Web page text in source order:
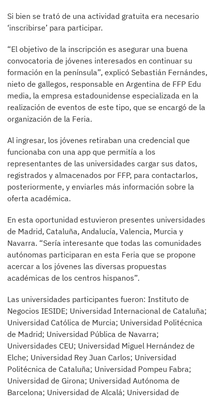
Si bien se trató de una actividad gratuita era necesario
‘inscribirse’ para participar.
“El objetivo de la inscripción es asegurar una buena
convocatoria de jóvenes interesados en continuar su
formación en la península”, explicó Sebastián Fernándes,
nieto de gallegos, responsable en Argentina de FFP Edu
media, la empresa estadounidense especializada en la
realización de eventos de este tipo, que se encargó de la
organización de la Feria.
Al ingresar, los jóvenes retiraban una credencial que
funcionaba con una app que permitía a los
representantes de las universidades cargar sus datos,
registrados y almacenados por FFP, para contactarlos,
posteriormente, y enviarles más información sobre la
oferta académica.
En esta oportunidad estuvieron presentes universidades
de Madrid, Cataluña, Andalucía, Valencia, Murcia y
Navarra. “Sería interesante que todas las comunidades
autónomas participaran en esta Feria que se propone
acercar a los jóvenes las diversas propuestas
académicas de los centros hispanos”.
Las universidades participantes fueron: Instituto de
Negocios IESIDE; Universidad Internacional de Cataluña;
Universidad Católica de Murcia; Universidad Politécnica
de Madrid; Universidad Pública de Navarra;
Universidades CEU; Universidad Miguel Hernández de
Elche; Universidad Rey Juan Carlos; Universidad
Politécnica de Cataluña; Universidad Pompeu Fabra;
Universidad de Girona; Universidad Autónoma de
Barcelona; Universidad de Alcalá; Universidad de